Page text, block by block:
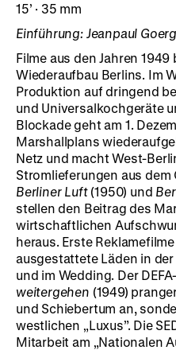
15’ · 35 mm
Einführung: Jeanpaul
Filme aus den Jahren 1949
Wiederaufbau Berlins. Im
Produktion auf dringend
und Universalkochgeräte
Blockade geht am 1.
Marshallplans
Netz und macht West-
Stromlieferungen aus dem
Berliner Luft(1950) und
stellen den Beitrag des
wirtschaftlichen
heraus. Erste
ausgestattete Läden in
und im Wedding. Der
weitergehen (1949)
und Schiebertum an,
westlichen „Luxus”. Die
Mitarbeit am „Nationalen